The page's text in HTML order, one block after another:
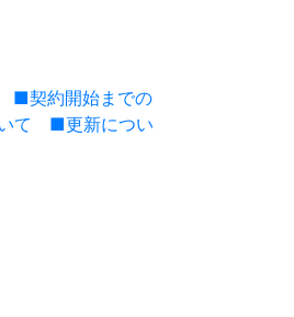
■契約開始までの
て
■更新につい